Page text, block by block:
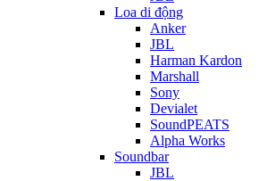
Loa di động
Anker
JBL
Harman Kardon
Marshall
Sony
Devialet
SoundPEATS
Alpha Works
Soundbar
JBL